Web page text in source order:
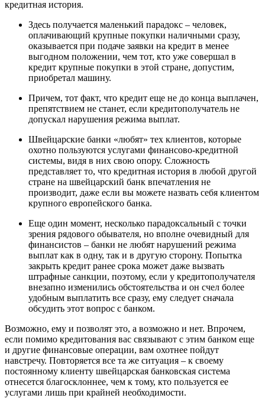
кредитная история.
Здесь получается маленький парадокс – человек,
оплачивающий крупные покупки наличными сразу,
оказывается при подаче заявки на кредит в менее
выгодном положении, чем тот, кто уже совершал в
кредит крупные покупки в этой стране, допустим,
приобретал машину.
Причем, тот факт, что кредит еще не до конца выплачен,
препятствием не станет, если кредитополучатель не
допускал нарушения режима выплат.
Швейцарские банки «любят» тех клиентов, которые
охотно пользуются услугами финансово-кредитной
системы, видя в них свою опору. Сложность
представляет то, что кредитная история в любой другой
стране на швейцарский банк впечатления не
производит, даже если вы можете назвать себя клиентом
крупного европейского банка.
Еще один момент, несколько парадоксальный с точки
зрения рядового обывателя, но вполне очевидный для
финансистов – банки не любят нарушений режима
выплат как в одну, так и в другую сторону. Попытка
закрыть кредит ранее срока может даже вызвать
штрафные санкции, поэтому, если у кредитополучателя
внезапно изменились обстоятельства и он счел более
удобным выплатить все сразу, ему следует сначала
обсудить этот вопрос с банком.
Возможно, ему и позволят это, а возможно и нет. Впрочем,
если помимо кредитования вас связывают с этим банком еще
и другие финансовые операции, вам охотнее пойдут
навстречу. Повторяется все та же ситуация – к своему
постоянному клиенту швейцарская банковская система
отнесется благосклоннее, чем к тому, кто пользуется ее
услугами лишь при крайней необходимости.